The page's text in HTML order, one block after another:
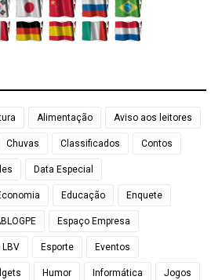
Alimentação Aviso aos leitores
Chuvas Classificados Contos
Data Especial
Educação Enquete
Espaço Empresa
Esporte Eventos
Humor Informática Jogos